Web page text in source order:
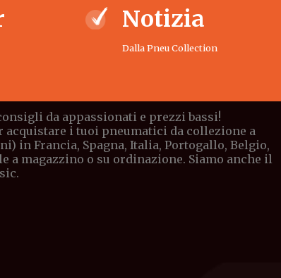
Notizia
Dalla Pneu Collection
da appassionati e prezzi bassi!
i tuoi pneumatici da collezione a
in Francia, Spagna, Italia, Portogallo, Belgio,
a magazzino o su ordinazione. Siamo anche il